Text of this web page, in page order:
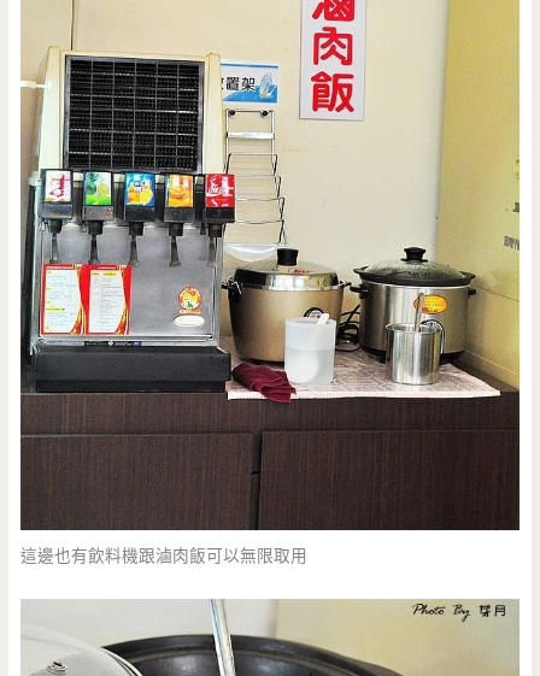
這邊也有飲料機跟滷肉飯可以無限取用